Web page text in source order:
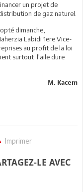
un projet de
de gaz naturel.
dimanche,
Labidi 1ere Vice-
au profit de la loi
surtout l'aile dure
M. Kacem
Imprimer
LE AVEC